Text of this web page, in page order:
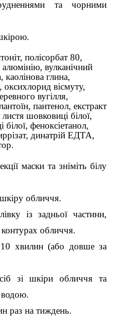
та чорними
полісорбат 80,
алюмінію, вулканічний
каолінова глина,
оксихлорид вісмуту,
вугілля,
пантенол, екстракт
шовковиці білої,
білої, феноксіетанол,
динатрій ЕДТА,
маски та зніміть білу
обличчя.
із задньої частини,
обличчя.
хвилин (або довше за
зі шкіри обличчя та
водою.
раз на тиждень.